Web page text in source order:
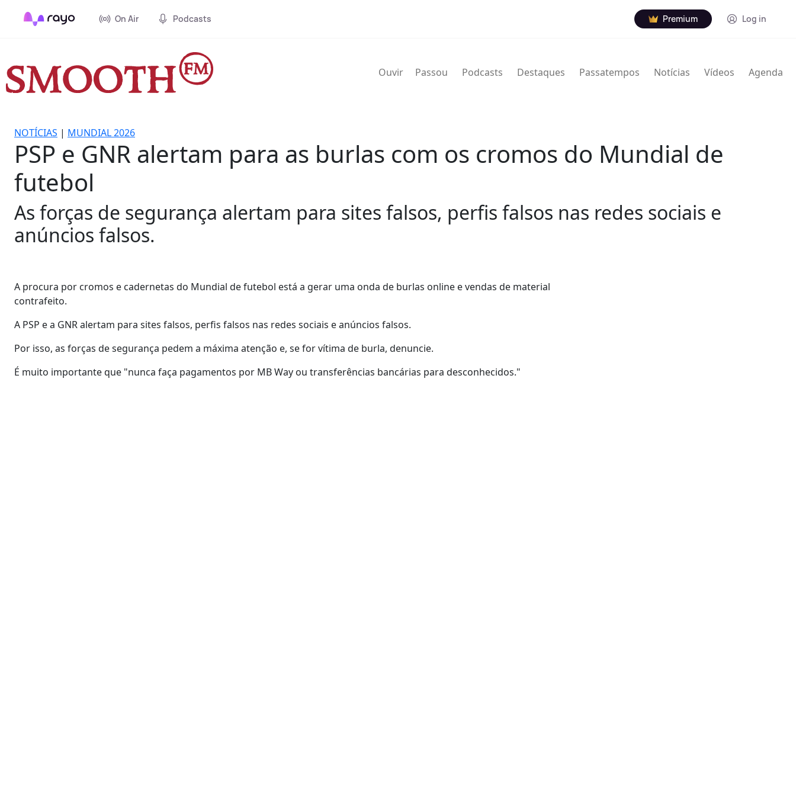
On Air Podcasts Premium Log in
Ouvir Passou Podcasts Destaques Passatempos Notícias Vídeos Agenda
NOTÍCIAS | MUNDIAL 2026
PSP e GNR alertam para as burlas com os cromos do Mundial de
futebol
As forças de segurança alertam para sites falsos, perfis falsos nas redes sociais e
anúncios falsos.
A procura por cromos e cadernetas do Mundial de futebol está a gerar uma onda de burlas online e vendas de material
contrafeito.
A PSP e a GNR alertam para sites falsos, perfis falsos nas redes sociais e anúncios falsos.
Por isso, as forças de segurança pedem a máxima atenção e, se for vítima de burla, denuncie.
É muito importante que "nunca faça pagamentos por MB Way ou transferências bancárias para desconhecidos."